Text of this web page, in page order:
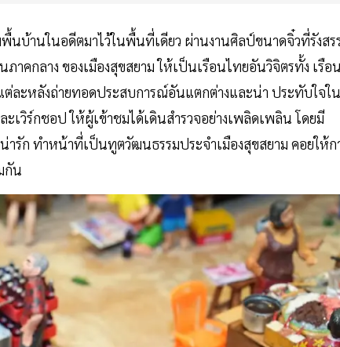
พื้นบ้านในอดีตมาไว้ในพื้นที่เดียว ผ่านงานศิลป์ขนาดจิ๋วที่รังสร
าคกลาง ของเมืองสุขสยาม ให้เป็นเรือนไทยอันวิจิตรทั้ง เรือ
ต่ละหลังถ่ายทอดประสบการณ์อันแตกต่างและน่า ประทับใจใน
วิร์กชอป ให้ผู้เข้าชมได้เดินสำรวจอย่างเพลิดเพลิน โดยมี
ารัก ทำหน้าที่เป็นทูตวัฒนธรรมประจำเมืองสุขสยาม คอยให้ก
กัน